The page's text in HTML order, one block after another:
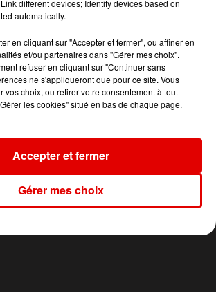
Systaime
The Sound Of
Silence (remix
Cyril)
different devices; Identify devices based on
automatically.
en cliquant sur "Accepter et fermer", ou affiner en
et/ou partenaires dans "Gérer mes choix".
refuser en cliquant sur "Continuer sans
ne s'appliqueront que pour ce site. Vous
vos choix, ou retirer votre consentement à tout
les cookies" situé en bas de chaque page.
Gérer mes choix
Accepter et fermer